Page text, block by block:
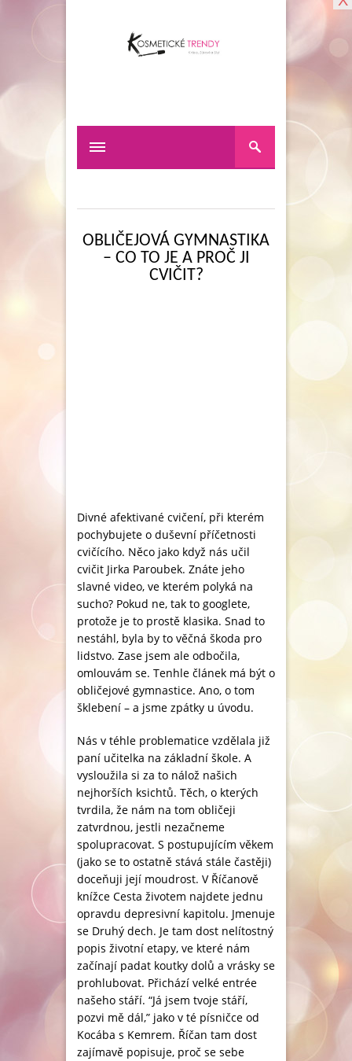
OBLIČEJOVÁ GYMNASTIKA
– CO TO JE A PROČ JI
CVIČIT?
Divné afektivané cvičení, při kterém
pochybujete o duševní příčetnosti
cvičícího. Něco jako když nás učil
cvičit Jirka Paroubek. Znáte jeho
slavné video, ve kterém polyká na
sucho? Pokud ne, tak to googlete,
protože je to prostě klasika. Snad to
nestáhl, byla by to věčná škoda pro
lidstvo. Zase jsem ale odbočila,
omlouvám se. Tenhle článek má být o
obličejové gymnastice. Ano, o tom
šklebení – a jsme zpátky u úvodu.
Nás v téhle problematice vzdělala již
paní učitelka na základní škole. A
vysloužila si za to nálož našich
nejhorších ksichtů. Těch, o kterých
tvrdila, že nám na tom obličeji
zatvrdnou, jestli nezačneme
spolupracovat. S postupujícím věkem
(jako se to ostatně stává stále častěji)
doceňuji její moudrost. V Říčanově
knížce Cesta životem najdete jednu
opravdu depresivní kapitolu. Jmenuje
se Druhý dech. Je tam dost nelítostný
popis životní etapy, ve které nám
začínají padat koutky dolů a vrásky se
prohlubovat. Přichází velké entrée
našeho stáří. “Já jsem tvoje stáří,
pozvi mě dál,” jako v té písničce od
Kocába s Kemrem. Říčan tam dost
zajímavě popisuje, proč se sebe